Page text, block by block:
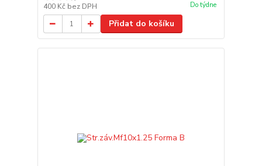
400 Kč bez DPH Do týdne
Přidat do košíku